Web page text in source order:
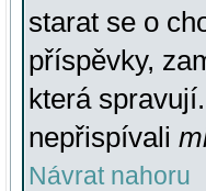
starat se o
příspěvky,
která
nepřispívali
Návrat nahoru